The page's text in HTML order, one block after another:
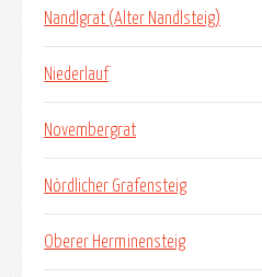
Nandlgrat (Alter Nandlsteig)
Niederlauf
Novembergrat
Nördlicher Grafensteig
Oberer Herminensteig